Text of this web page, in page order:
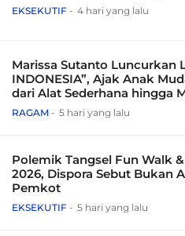
EKSEKUTIF 4 hari yang lalu
Marissa Sutanto Luncurkan
INDONESIA”, Ajak Anak
dari Alat Sederhana hingga
Tradisional
RAGAM 5 hari yang lalu
Polemik Tangsel Fun Walk
2026, Dispora Sebut Bukan
Pemkot
EKSEKUTIF 5 hari yang lalu